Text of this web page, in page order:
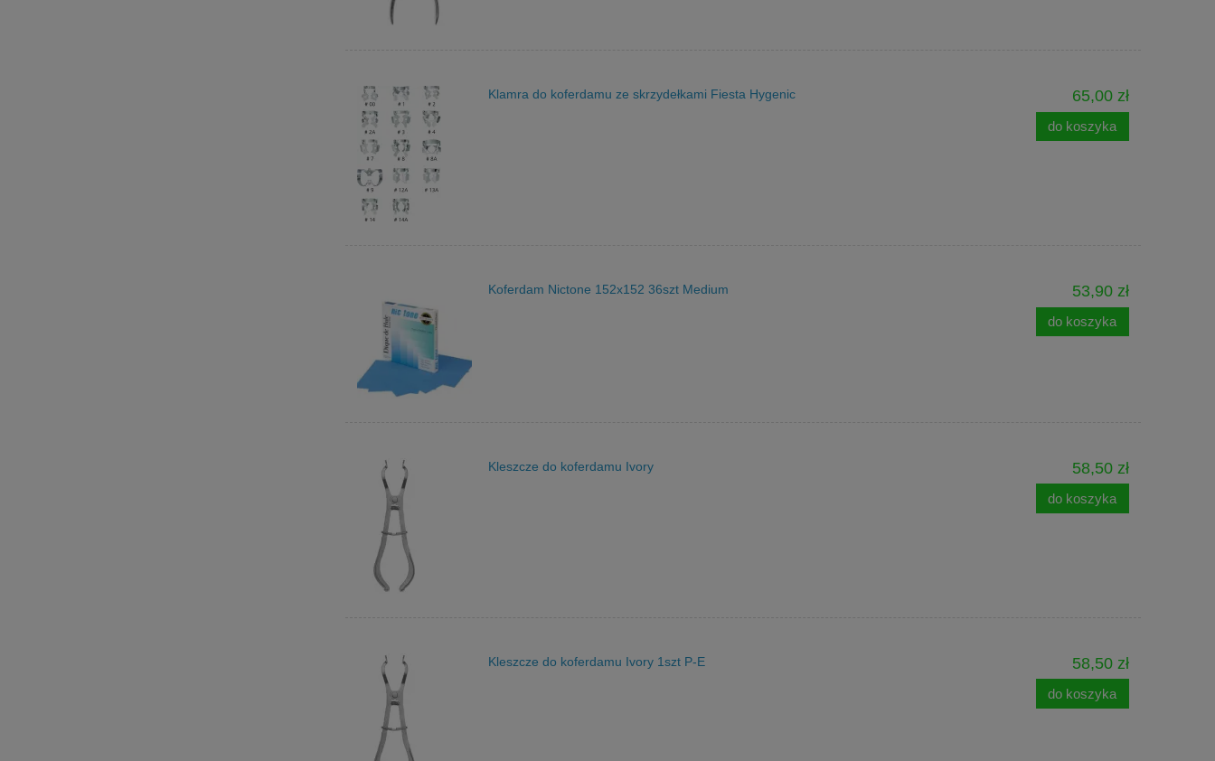
Klamra do koferdamu ze skrzydełkami Fiesta Hygenic 65,00 zł
do koszyka
Koferdam Nictone 152x152 36szt Medium 53,90 zł
do koszyka
Kleszcze do koferdamu Ivory 58,50 zł
do koszyka
Kleszcze do koferdamu Ivory 1szt P-E 58,50 zł
do koszyka